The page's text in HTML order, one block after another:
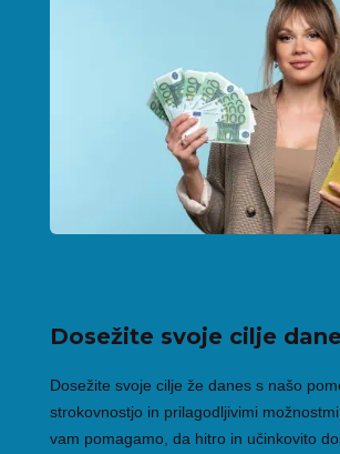
Dosežite svoje cilje
Dosežite svoje cilje že danes s našo
strokovnostjo in prilagodljivimi
vam pomagamo, da hitro in učinkovito